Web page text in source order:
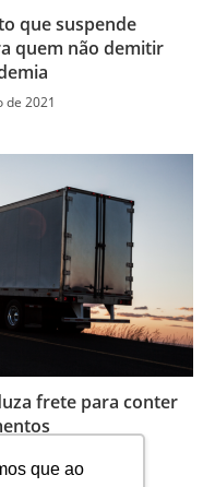
que ao
que suspende
quem não demitir
de 2021
frete para conter